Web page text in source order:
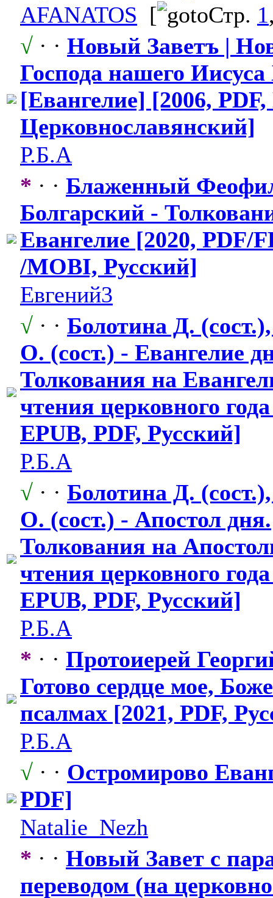
AFANATOS [ Стр. 1
√ · · Новый Заветъ |
Господа нашего
[Евангелие] [2006,
Церковнослав​янский]
Р.Б.А
* · · Блаженный
Болгарский -
Евангелие [2020, PDF/
/MOBI, Русский]
Евгений3
√ · · Болотина Д.
О. (сост.) - Евангелие
Толкования на
чтения церковного
EPUB, PDF, Русский]
Р.Б.А
√ · · Болотина Д.
О. (сост.) - Апостол дня.
Толкования на
чтения церковного
EPUB, PDF, Русский]
Р.Б.А
* · · Протоиерей
Готово сердце мое,
псалмах [2021, PDF,
Р.Б.А
√ · · Остромирово
PDF]
Natalie_Nezh
* · · Новый Завет с
переводом (на